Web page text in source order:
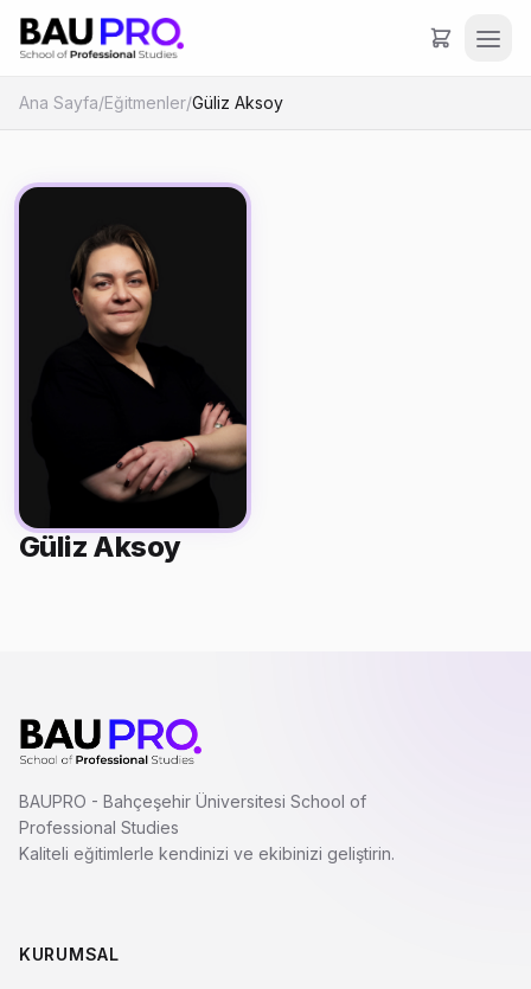
Ana Sayfa/Eğitmenler/Güliz Aksoy
Güliz Aksoy
BAUPRO - Bahçeşehir Üniversitesi School of
Professional Studies
Kaliteli eğitimlerle kendinizi ve ekibinizi geliştirin.
KURUMSAL